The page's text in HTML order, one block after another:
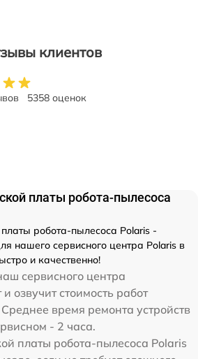
клиентов
5358 оценок
платы робота-пылесоса
робота-пылесоса Polaris -
нашего сервисного центра Polaris в
и качественно!
сервисного центра
озвучит стоимость работ
время ремонта устройств
- 2 часа.
платы робота-пылесоса Polaris